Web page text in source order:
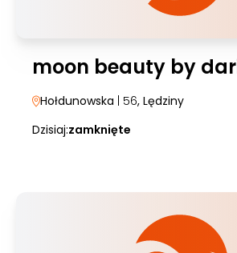
moon beauty by
Hołdunowska | 56, Lędziny
Dzisiaj:zamknięte